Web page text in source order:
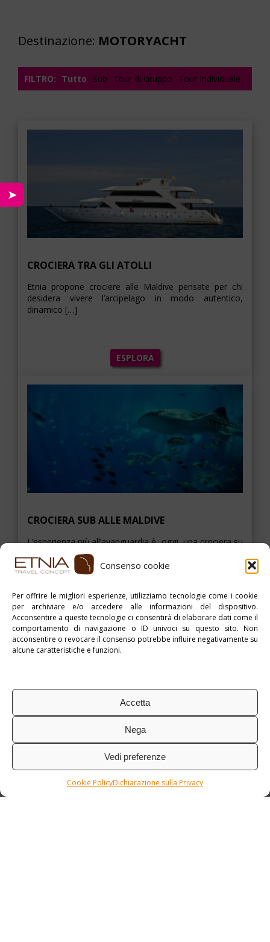
Consenso cookie
Per offrire le migliori esperienze, utilizziamo tecnologie come i cookie
per archiviare e/o accedere alle informazioni del dispositivo.
Acconsentire a queste tecnologie ci consentirà di elaborare dati come il
comportamento di navigazione o ID univoci su questo sito. Non
acconsentire o revocare il consenso potrebbe influire negativamente su
alcune caratteristiche e funzioni.
Accetta
Nega
Vedi preferenze
Cookie PolicyDichiarazione sulla Privacy
➤
Destinazione: MOTORYACHT
FILTRO: Tutto Sub Tour di Gruppo Tour Individuale
CROCIERA TRA GLI ATOLLI
Etnia propone crociere alle Maldive pensate per chi
desidera vivere l’arcipelago in modo autentico,
dinamico […]
ESPLORA
CROCIERA SUB ALLE MALDIVE
L’esperienza più all’avanguardia è, oggi, una crociera su
un motoryacht tra gli atolli. Le dimensioni […]
ESPLORA